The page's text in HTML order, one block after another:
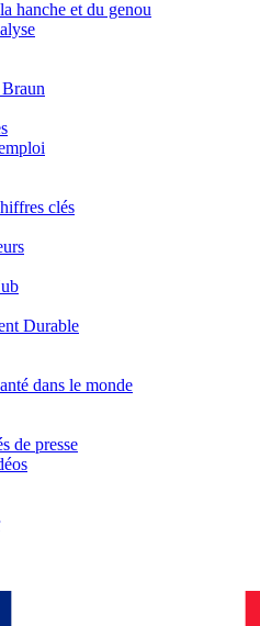
hanche et du genou
clés
Durable
dans le monde
de presse